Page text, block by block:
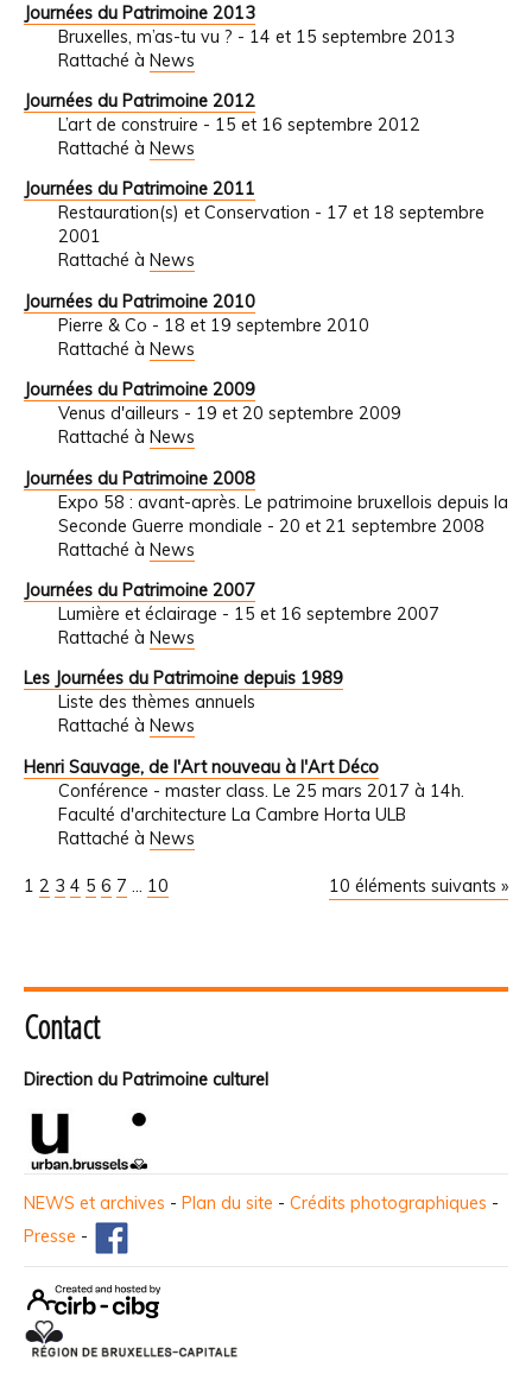
Journées du Patrimoine 2013
Bruxelles, m’as-tu vu ? - 14 et 15 septembre 2013
Rattaché à News
Journées du Patrimoine 2012
L’art de construire - 15 et 16 septembre 2012
Rattaché à News
Journées du Patrimoine 2011
Restauration(s) et Conservation - 17 et 18 septembre
2001
Rattaché à News
Journées du Patrimoine 2010
Pierre & Co - 18 et 19 septembre 2010
Rattaché à News
Journées du Patrimoine 2009
Venus d'ailleurs - 19 et 20 septembre 2009
Rattaché à News
Journées du Patrimoine 2008
Expo 58 : avant-après. Le patrimoine bruxellois depuis la
Seconde Guerre mondiale - 20 et 21 septembre 2008
Rattaché à News
Journées du Patrimoine 2007
Lumière et éclairage - 15 et 16 septembre 2007
Rattaché à News
Les Journées du Patrimoine depuis 1989
Liste des thèmes annuels
Rattaché à News
Henri Sauvage, de l'Art nouveau à l'Art Déco
Conférence - master class. Le 25 mars 2017 à 14h.
Faculté d'architecture La Cambre Horta ULB
Rattaché à News
10 éléments suivants »
1 2 3 4 5 6 7 ... 10
Contact
Direction du Patrimoine culturel
NEWS et archives - Plan du site - Crédits photographiques -
Presse -